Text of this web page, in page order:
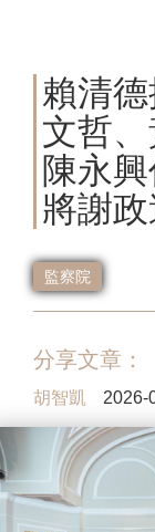
賴清
文哲
陳永
將謝政
監察院
分享文章：
胡智凱 2026-